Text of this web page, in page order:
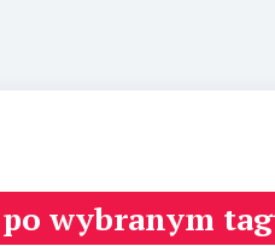
wybranym